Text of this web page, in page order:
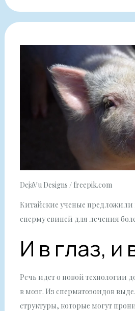
DejaVu Designs / freepik.com
Китайские ученые предложили
сперму свиней для лечения
И в глаз, и
Речь идет о новой технологии
в мозг. Из сперматозоидов
структуры, которые могут